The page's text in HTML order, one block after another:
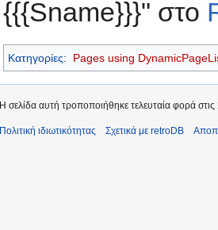
{{{Sname}}}" στο
Κατηγορίες: Pages using
Η σελίδα αυτή τροποποιήθηκε τελευταία φορά
Πολιτική ιδιωτικότητας Σχετικά με retroDB